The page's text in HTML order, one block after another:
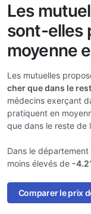
Les
sont-elles
moyenne
Les mutuelles
cher que dans le
médecins exerçant
pratiquent en
que dans le reste de
Dans le
moins élevés de -
Comparer le prix